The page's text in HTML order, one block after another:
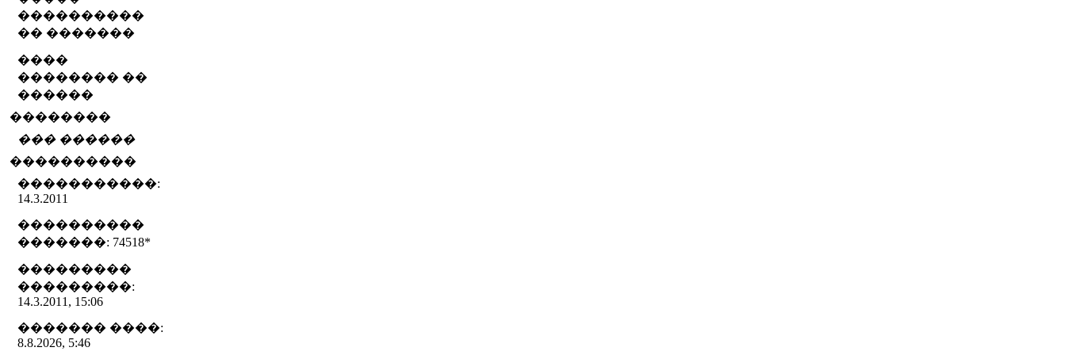
����������
�� �������
����
�������� ��
������
��������
��� ������
����������
�����������:
14.3.2011
����������
�������: 74518*
���������
���������:
14.3.2011, 15:06
������� ����:
8.8.2026, 5:46